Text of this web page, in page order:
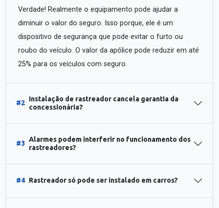
Verdade! Realmente o equipamento pode ajudar a
diminuir o valor do seguro. Isso porque, ele é um
dispositivo de segurança que pode evitar o furto ou
roubo do veículo. O valor da apólice pode reduzir em até
25% para os veículos com seguro.
#2
Instalação de rastreador cancela garantia da
concessionária?
#3
Alarmes podem interferir no funcionamento dos
rastreadores?
#4 Rastreador só pode ser instalado em carros?